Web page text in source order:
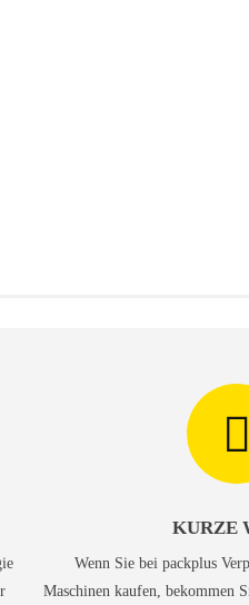
KURZE
Wenn Sie bei packplus
Maschinen kaufen, bekommen